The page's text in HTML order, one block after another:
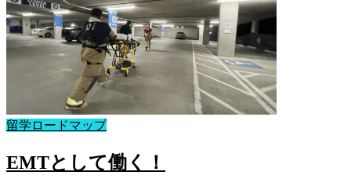
留学ロードマップ
EMTとして働く！